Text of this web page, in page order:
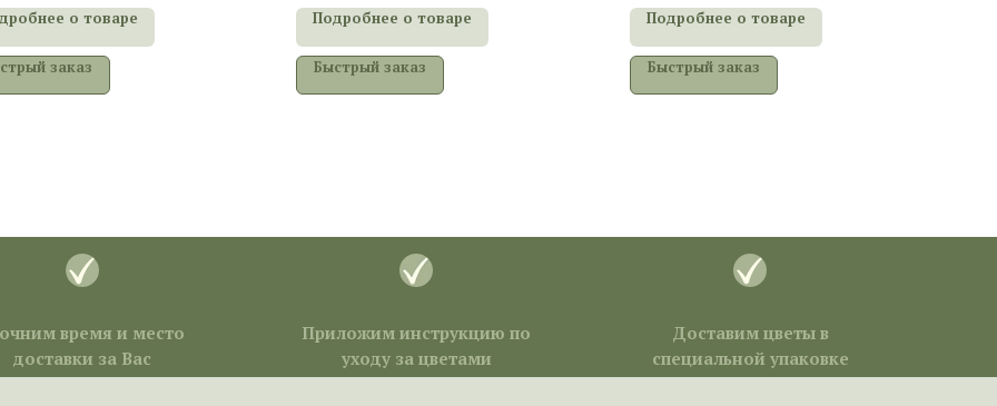
о товаре
заказ
Подробнее о товаре
Быстрый заказ
Подробнее о товаре
Быстрый заказ
время и место
доставки за Вас
Приложим инструкцию по
уходу за цветами
Доставим цветы в
специальной упаковке